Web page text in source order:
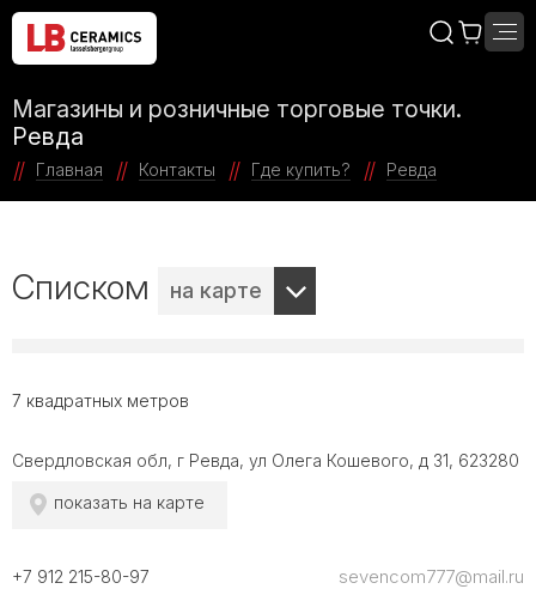
Магазины и розничные торговые точки.
Ревда
Главная Контакты Где купить? Ревда
Списком на карте
7 квадратных метров
Свердловская обл, г Ревда, ул Олега Кошевого, д 31, 623280
показать на карте
+7 912 215-80-97 sevencom777@mail.ru